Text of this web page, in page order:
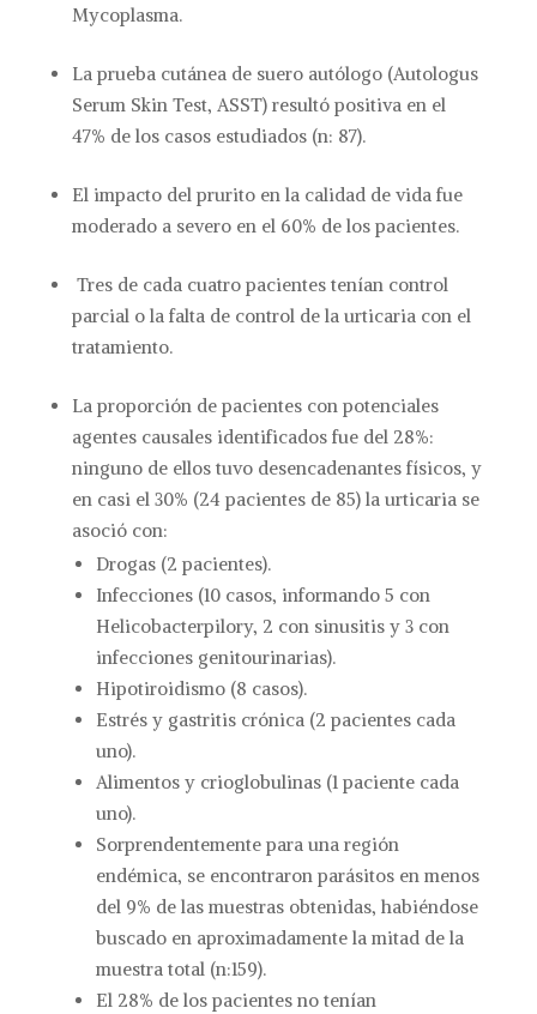
Mycoplasma.
La prueba cutánea de suero autólogo (Autologus
Serum Skin Test, ASST) resultó positiva en el
47% de los casos estudiados (n: 87).
El impacto del prurito en la calidad de vida fue
moderado a severo en el 60% de los pacientes.
Tres de cada cuatro pacientes tenían control
parcial o la falta de control de la urticaria con el
tratamiento.
La proporción de pacientes con potenciales
agentes causales identificados fue del 28%:
ninguno de ellos tuvo desencadenantes físicos, y
en casi el 30% (24 pacientes de 85) la urticaria se
asoció con:
Drogas (2 pacientes).
Infecciones (10 casos, informando 5 con
Helicobacterpilory, 2 con sinusitis y 3 con
infecciones genitourinarias).
Hipotiroidismo (8 casos).
Estrés y gastritis crónica (2 pacientes cada
uno).
Alimentos y crioglobulinas (1 paciente cada
uno).
Sorprendentemente para una región
endémica, se encontraron parásitos en menos
del 9% de las muestras obtenidas, habiéndose
buscado en aproximadamente la mitad de la
muestra total (n:159).
El 28% de los pacientes no tenían